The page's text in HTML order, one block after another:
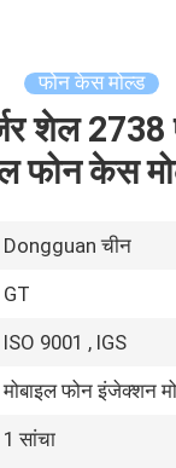
फोन केस मोल्ड
शेल
फोन केस
Dongguan चीन
GT
ISO 9001 , IGS
मोबाइल फोन इंजेक्शन
1 सांचा